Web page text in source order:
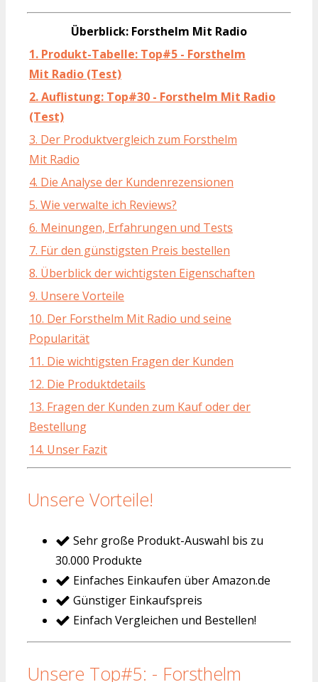
Überblick: Forsthelm Mit Radio
1. Produkt-Tabelle: Top#5 - Forsthelm
Mit Radio (Test)
2. Auflistung: Top#30 - Forsthelm Mit Radio
(Test)
3. Der Produktvergleich zum Forsthelm
Mit Radio
4. Die Analyse der Kundenrezensionen
5. Wie verwalte ich Reviews?
6. Meinungen, Erfahrungen und Tests
7. Für den günstigsten Preis bestellen
8. Überblick der wichtigsten Eigenschaften
9. Unsere Vorteile
10. Der Forsthelm Mit Radio und seine
Popularität
11. Die wichtigsten Fragen der Kunden
12. Die Produktdetails
13. Fragen der Kunden zum Kauf oder der
Bestellung
14. Unser Fazit
Unsere Vorteile!
Sehr große Produkt-Auswahl bis zu
30.000 Produkte
Einfaches Einkaufen über Amazon.de
Günstiger Einkaufspreis
Einfach Vergleichen und Bestellen!
Unsere Top#5: - Forsthelm